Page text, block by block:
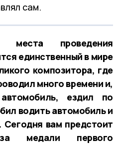
сам.
проведения
единственный в мире
композитора, где
много времени и,
ездил по
водить автомобиль и
вам предстоит
за медали первого